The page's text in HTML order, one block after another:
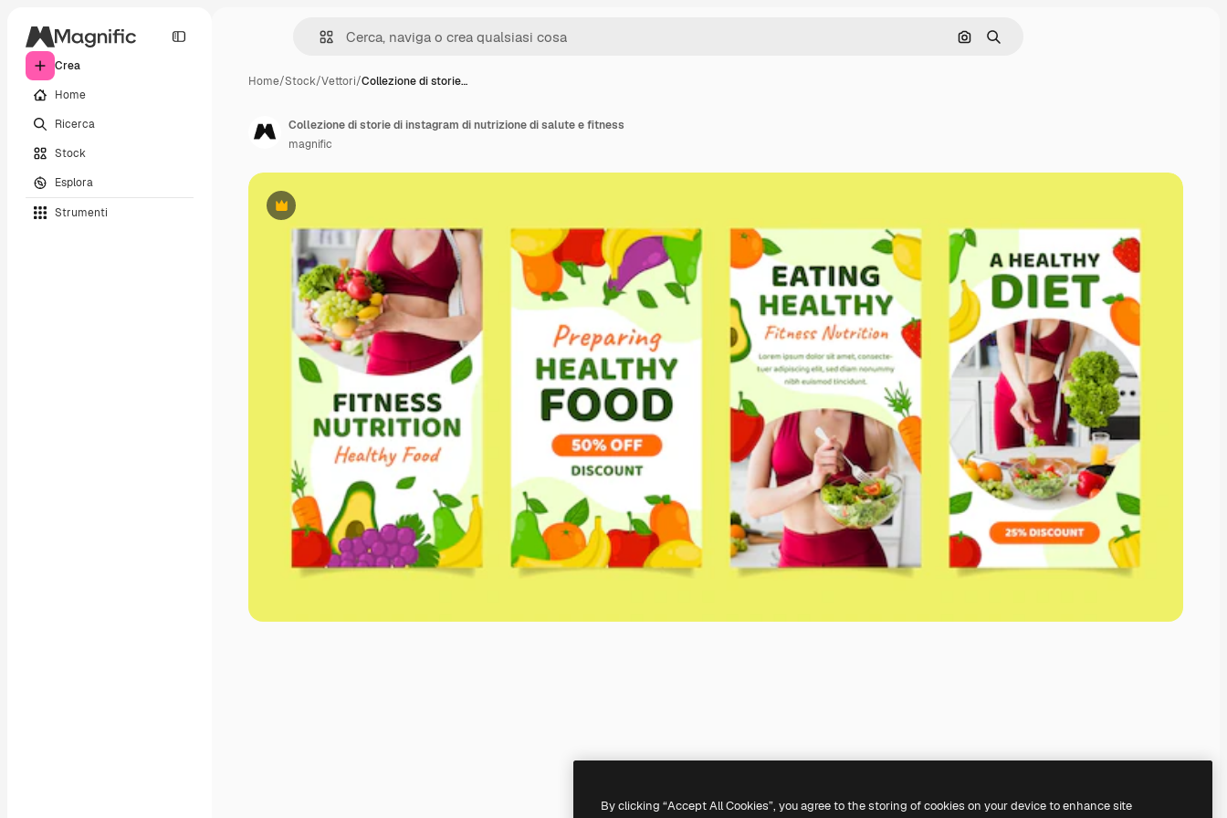
Crea
Home
Ricerca
Stock
Esplora
Strumenti
Cerca per immagine
Ricerca
Home/Stock/Vettori/Collezione di storie…
Premium
Collezione di storie di instagram di nutrizione di salute e fitness
magnific
By clicking “Accept All Cookies”, you agree to the storing of cookies on your device to enhance site